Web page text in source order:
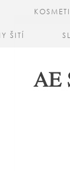
ŠITÍ